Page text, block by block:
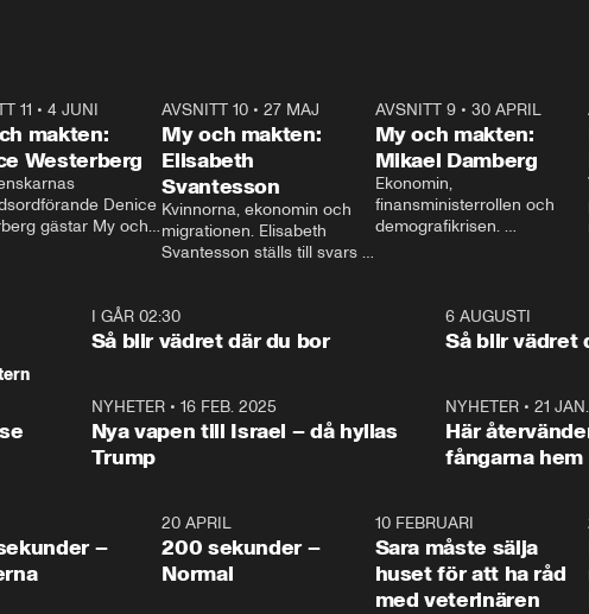
23:40
11 •4 JUNI
makten:
Westerberg
Denice
gästar My och
AVSNITT 10 •27 MAJ
My och makten:
Elisabeth
Svantesson
Kvinnorna, ekonomin och
migrationen. Elisabeth
Svantesson ställs till svars
AVSNITT 9• 30 APRIL
My och makten:
Mikael Damberg
Ekonomin,
finansministerrollen och
demografikrisen.
och Makten.
1:06
I GÅR 02:30
Så blir vädret där du bor
6 AUGUSTI
Så blir vädret
NYHETER• 16 FEB. 2025
Nya vapen till Israel – då hyllas
Trump
NYHETER •21
Här
fångarna hem
4:23
–
20 APRIL
200 sekunder –
Normal
10 FEBRUARI
Sara måste sälja
huset för att ha råd
med veterinären